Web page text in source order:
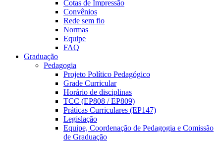
Cotas de Impressão
Convênios
Rede sem fio
Normas
Equipe
FAQ
Graduação
Pedagogia
Projeto Político Pedagógico
Grade Curricular
Horário de disciplinas
TCC (EP808 / EP809)
Práticas Curriculares (EP147)
Legislação
Equipe, Coordenação de Pedagogia e Comissão
de Graduação